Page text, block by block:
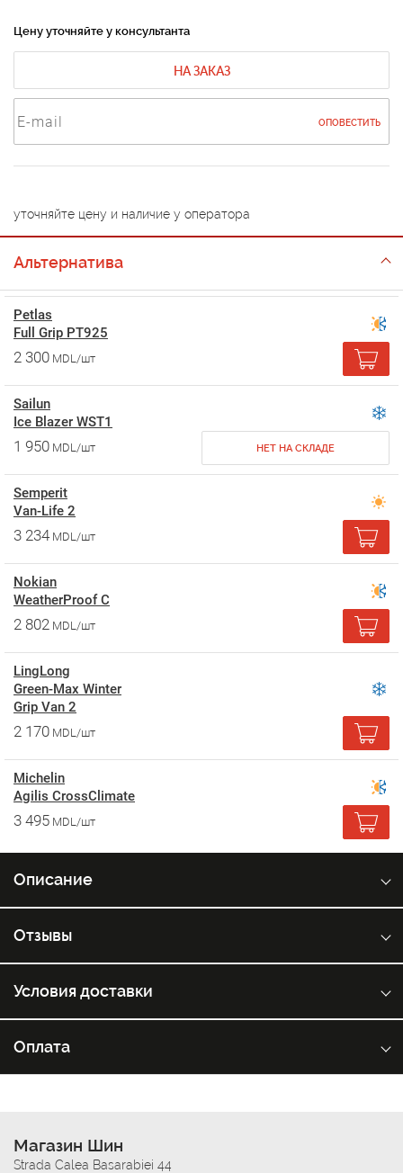
Цену уточняйте у консультанта
НА ЗАКАЗ
ОПОВЕСТИТЬ
уточняйте цену и наличие у оператора
Альтернатива
Petlas
Full Grip PT925
2 300 MDL/шт
Sailun
Ice Blazer WST1
1 950 MDL/шт НЕТ НА СКЛАДЕ
Semperit
Van-Life 2
3 234 MDL/шт
Nokian
WeatherProof C
2 802 MDL/шт
LingLong
Green-Max Winter
Grip Van 2
2 170 MDL/шт
Michelin
Agilis CrossClimate
3 495 MDL/шт
Описание
Отзывы
Условия доставки
Оплата
Магазин Шин
Strada Calea Basarabiei 44